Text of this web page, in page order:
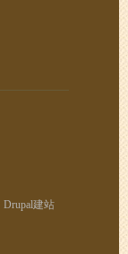
Drupal建站